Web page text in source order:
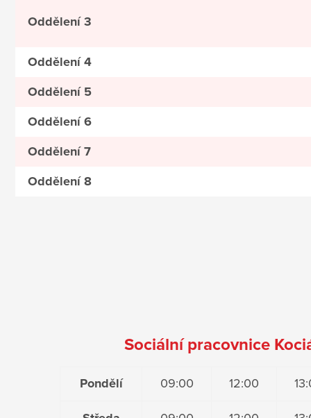
Oddělení 3
Oddělení 4
Oddělení 5
Oddělení 6
Oddělení 7
Oddělení 8
Sociální pracovnice
Pondělí 09:00 12:00